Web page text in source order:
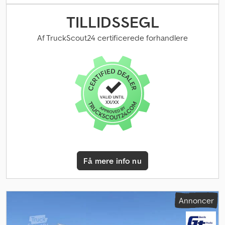
lastepladshøjde:1.800 mm, lastepladsvolumen:31 m³, 3-akslet
tiptrailer med aluminiums-kasse, lastevolumen ca. 31 m³,
modsatrettet bagvæg, elektrisk skydetag, OKUSLIDE-indvendig
beklædning, stige med holder til venstre, 1. aksel løftbar. ----*
luftaffjedring * Skydetag * Skivebremser * Luftaffjedring *
Alufælge * EBS * Uden reservehjul Crsdjzag Erjpfx Aqgjf ----Salg
kun til erhvervsdrivende! Ingen garanti for oplysningerne!
Mellemsalg forbeholdes! Kun vores almindelige
forretningsbetingelser gælder! Vi udarbejder gerne et leasing-
eller finansieringstilbud.
TILLIDSSEGL
Af TruckScout24 certificerede forhandlere
Få mere info nu
Annoncer